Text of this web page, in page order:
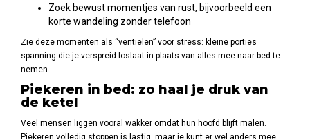
Zoek bewust momentjes van rust, bijvoorbeeld een
korte wandeling zonder telefoon
Zie deze momenten als “ventielen” voor stress: kleine porties
spanning die je verspreid loslaat in plaats van alles mee naar bed te
nemen.
Piekeren in bed: zo haal je druk van
de ketel
Veel mensen liggen vooral wakker omdat hun hoofd blijft malen.
Piekeren volledig stoppen is lastig, maar je kunt er wel anders mee